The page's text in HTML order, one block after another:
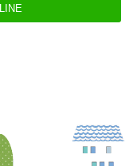
LINE